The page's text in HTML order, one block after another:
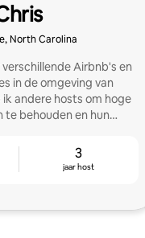
North Carolina
Airbnb's en
in de omgeving van
te behouden en hun
3
jaar host